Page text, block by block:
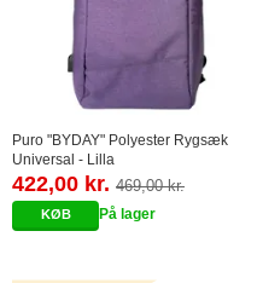
Puro "BYDAY" Polyester Rygsæk
Universal - Lilla
422,00 kr. 469,00 kr.
På lager